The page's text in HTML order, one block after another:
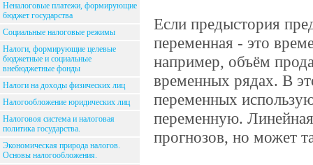
Неналоговые платежи, формирующие
бюджет государства
Социальные налоговые режимы
Налоги, формирующие целевые
бюджетные и социальные
внебюджетные фонды
Налоги на доходы физических лиц
Налогообложение юридических лиц
Налоговоя система и налоговая
политика государства.
Экономическая природа налогов.
Основы налогообложения.
Если предыстория
переменная - это
например, объём
временных рядах. В
переменных
переменную.
прогнозов, но может